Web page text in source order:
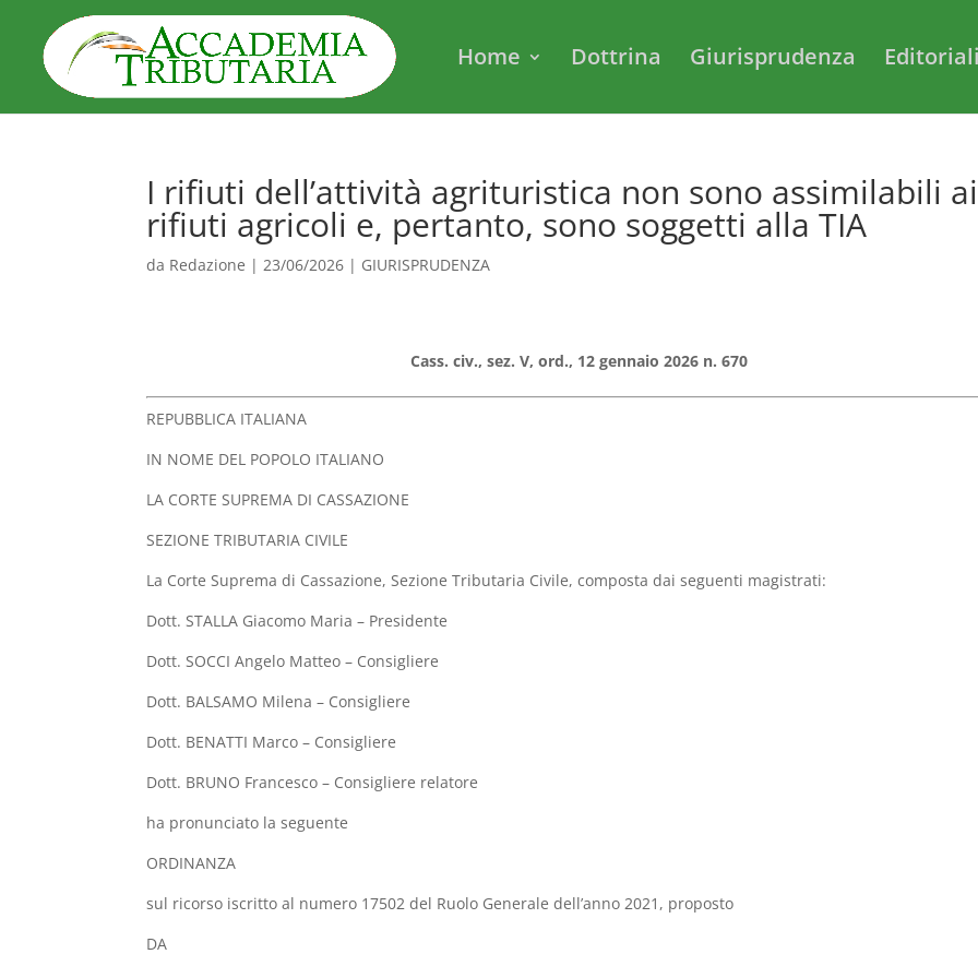
Home Dottrina Giurisprudenza Editoriali
I rifiuti dell’attività agrituristica non sono assimilabili ai
rifiuti agricoli e, pertanto, sono soggetti alla TIA
da Redazione |23/06/2026 | GIURISPRUDENZA
Cass. civ., sez. V, ord., 12 gennaio 2026 n. 670
REPUBBLICA ITALIANA
IN NOME DEL POPOLO ITALIANO
LA CORTE SUPREMA DI CASSAZIONE
SEZIONE TRIBUTARIA CIVILE
La Corte Suprema di Cassazione, Sezione Tributaria Civile, composta dai seguenti magistrati:
Dott. STALLA Giacomo Maria – Presidente
Dott. SOCCI Angelo Matteo – Consigliere
Dott. BALSAMO Milena – Consigliere
Dott. BENATTI Marco – Consigliere
Dott. BRUNO Francesco – Consigliere relatore
ha pronunciato la seguente
ORDINANZA
sul ricorso iscritto al numero 17502 del Ruolo Generale dell’anno 2021, proposto
DA